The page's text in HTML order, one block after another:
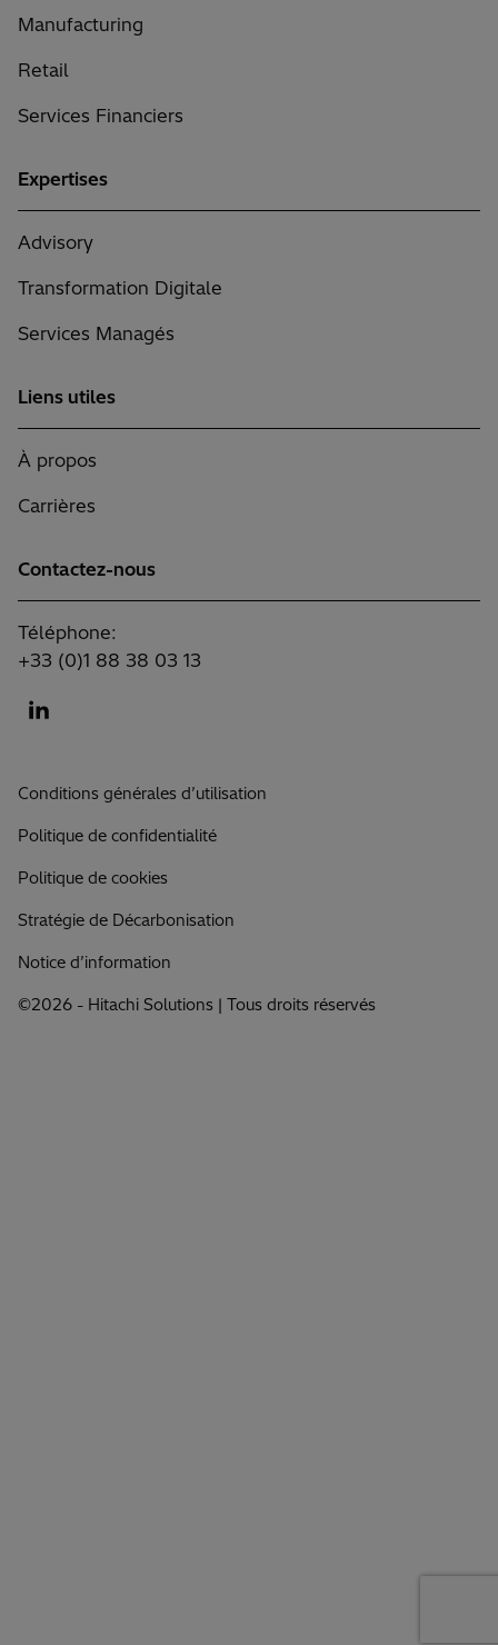
Manufacturing
Retail
Services Financiers
Expertises
Advisory
Transformation Digitale
Services Managés
Liens utiles
À propos
Carrières
Contactez-nous
Téléphone:
+33 (0)1 88 38 03 13
Conditions générales d’utilisation
Politique de confidentialité
Politique de cookies
Stratégie de Décarbonisation
Notice d’information
©2026 - Hitachi Solutions | Tous droits réservés